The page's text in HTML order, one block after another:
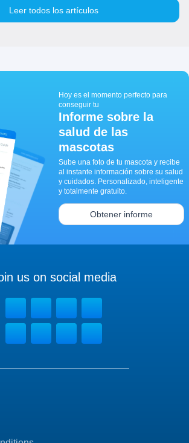
Leer todos los artículos
Hoy es el momento perfecto para
conseguir tu
Informe sobre la
salud de las
mascotas
Sube una foto de tu mascota y recibe
al instante información sobre su salud
y cuidados. Personalizado, inteligente
y totalmente gratuito.
Obtener informe
us on social media